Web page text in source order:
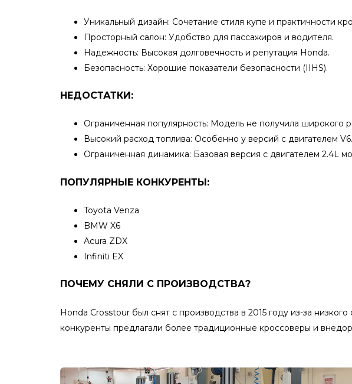
Уникальный дизайн: Сочетание стиля купе и практичности
Просторный салон: Удобство для пассажиров и водителя.
Надежность: Высокая долговечность и репутация Honda.
Безопасность: Хорошие показатели безопасности (IIHS).
НЕДОСТАТКИ:
Ограниченная популярность: Модель не получила широкого
Высокий расход топлива: Особенно у версий с двигателем V6.
Ограниченная динамика: Базовая версия с двигателем 2.4L
ПОПУЛЯРНЫЕ КОНКУРЕНТЫ:
Toyota Venza
BMW X6
Acura ZDX
Infiniti EX
ПОЧЕМУ СНЯЛИ С ПРОИЗВОДСТВА?
Honda Crosstour был снят с производства в 2015 году из-за
конкуренты предлагали более традиционные кроссоверы и